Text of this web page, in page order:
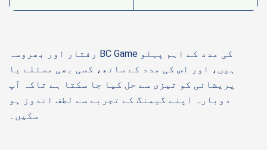
رفتار اور بھروسہ BC Game کی مدد کے اہم پہلو
ہیں، اور اس کی مدد کے ساتھ، کسی بھی مسئلے یا
پریشانی کو تیزی سے حل کیا جا سکتا ہے تاکہ آپ
دوبارہ اپنے گیمنگ کے تجربے سے لطف اندوز ہو
سکیں۔